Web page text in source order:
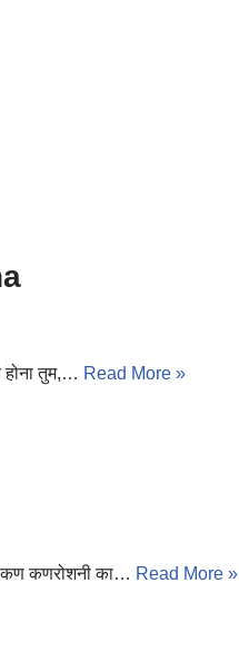
होना तुम,… Read More »
कण कणरोशनी का… Read More »